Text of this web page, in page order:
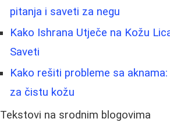
pitanja i saveti za negu
Kako Ishrana Utječe na Kožu
Saveti
Kako rešiti probleme sa
za čistu kožu
Tekstovi na srodnim blogovima